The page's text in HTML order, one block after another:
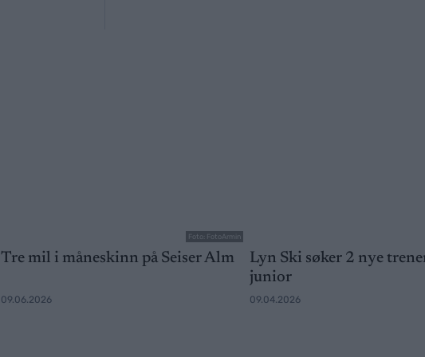
Foto: FotoArmin
Tre mil i måneskinn på Seiser Alm
09.06.2026
Lyn Ski søker 2 nye
junior
09.04.2026